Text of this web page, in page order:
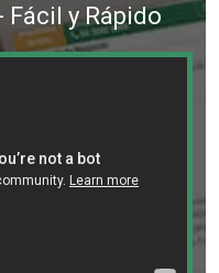
Fácil y Rápido